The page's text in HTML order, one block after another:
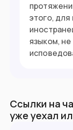
этого,
языком,
Ссылки на
уже уехал